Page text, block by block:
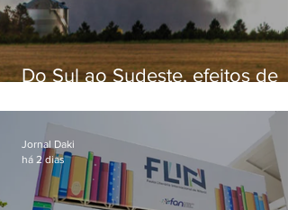
Do Sul ao Sudeste, efeitos de
apreensão na população
Jornal Daki
há 2 dias